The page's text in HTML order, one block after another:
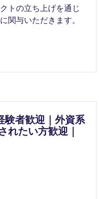
トの立ち上げを通じ
関与いただきます。
者歓迎｜外資系
れたい方歓迎｜